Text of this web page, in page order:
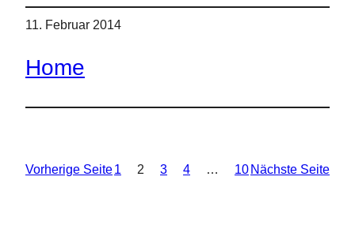
11. Februar 2014
Home
Vorherige Seite1 2 3 4 … 10 Nächste Seite